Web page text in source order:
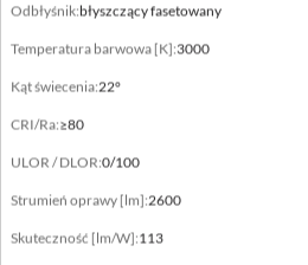
Odbłyśnik:błyszczący fasetowany
Temperatura barwowa [K]:3000
Kąt świecenia:22°
CRI/Ra:≥80
ULOR / DLOR:0/100
Strumień oprawy [lm]:2600
Skuteczność [lm/W]:113
Dane elektryczne
przewód max 2x1,5 mm²
220-240V 50/60Hz
Zawiera źródło światła